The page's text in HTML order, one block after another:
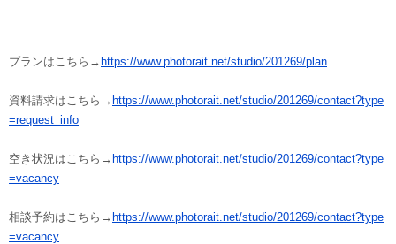
プランはこちら→https://www.photorait.net/studio/201269/plan
資料請求はこちら→https://www.photorait.net/studio/201269/contact?type
=request_info
空き状況はこちら→https://www.photorait.net/studio/201269/contact?type
=vacancy
相談予約はこちら→https://www.photorait.net/studio/201269/contact?type
=vacancy